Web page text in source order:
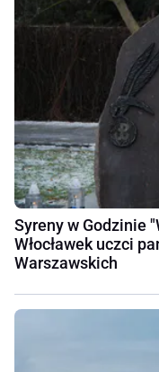
Syreny w Godzinie
Włocławek uczci
Warszawskich